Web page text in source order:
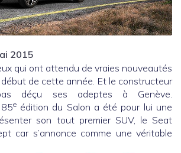
2015
qui ont attendu de vraies nouveautés
de cette année. Et le constructeur
déçu ses adeptes à Genève.
eédition du Salon a été pour lui une
son tout premier SUV, le Seat
car s’annonce comme une véritable